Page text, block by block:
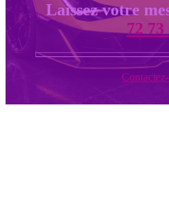
Laissez votre
72 73